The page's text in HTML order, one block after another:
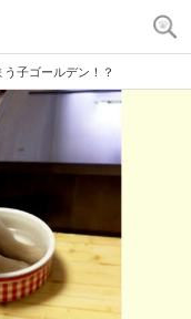
う子ゴールデン！？